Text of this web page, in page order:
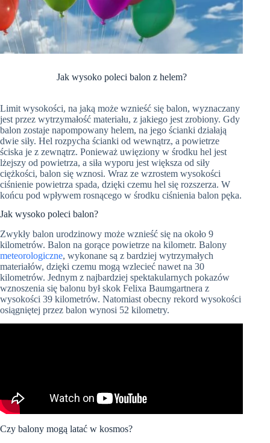
Jak wysoko poleci balon z helem?
Limit wysokości, na jaką może wznieść się balon, wyznaczany
jest przez wytrzymałość materiału, z jakiego jest zrobiony. Gdy
balon zostaje napompowany helem, na jego ścianki działają
dwie siły. Hel rozpycha ścianki od wewnątrz, a powietrze
ściska je z zewnątrz. Ponieważ uwięziony w środku hel jest
lżejszy od powietrza, a siła wyporu jest większa od siły
ciężkości, balon się wznosi. Wraz ze wzrostem wysokości
ciśnienie powietrza spada, dzięki czemu hel się rozszerza. W
końcu pod wpływem rosnącego w środku ciśnienia balon pęka.
Jak wysoko poleci balon?
Zwykły balon urodzinowy może wznieść się na około 9
kilometrów. Balon na gorące powietrze na kilometr. Balony
meteorologiczne, wykonane są z bardziej wytrzymałych
materiałów, dzięki czemu mogą wzlecieć nawet na 30
kilometrów. Jednym z najbardziej spektakularnych pokazów
wznoszenia się balonu był skok Felixa Baumgartnera z
wysokości 39 kilometrów. Natomiast obecny rekord wysokości
osiągniętej przez balon wynosi 52 kilometry.
Czy balony mogą latać w kosmos?